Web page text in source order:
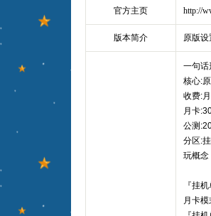
官方主页 http://
版本简介 原版
一句话
核心:
收费:
月卡
公测
分区:
玩概念
『挂
月卡